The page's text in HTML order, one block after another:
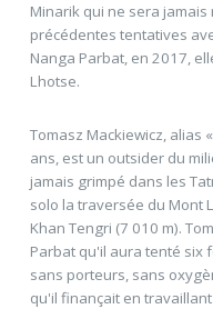
Minarik qui ne sera
précédentes tentatives
Nanga Parbat, en 2017,
Lhotse.
Tomasz Mackiewicz, alias
ans, est un outsider du
jamais grimpé dans les
solo la traversée du Mont
Khan Tengri (7 010 m).
Parbat qu'il aura tenté six
sans porteurs, sans
qu'il finançait en